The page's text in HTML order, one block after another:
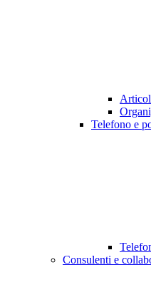
Telefono e
Consulenti e